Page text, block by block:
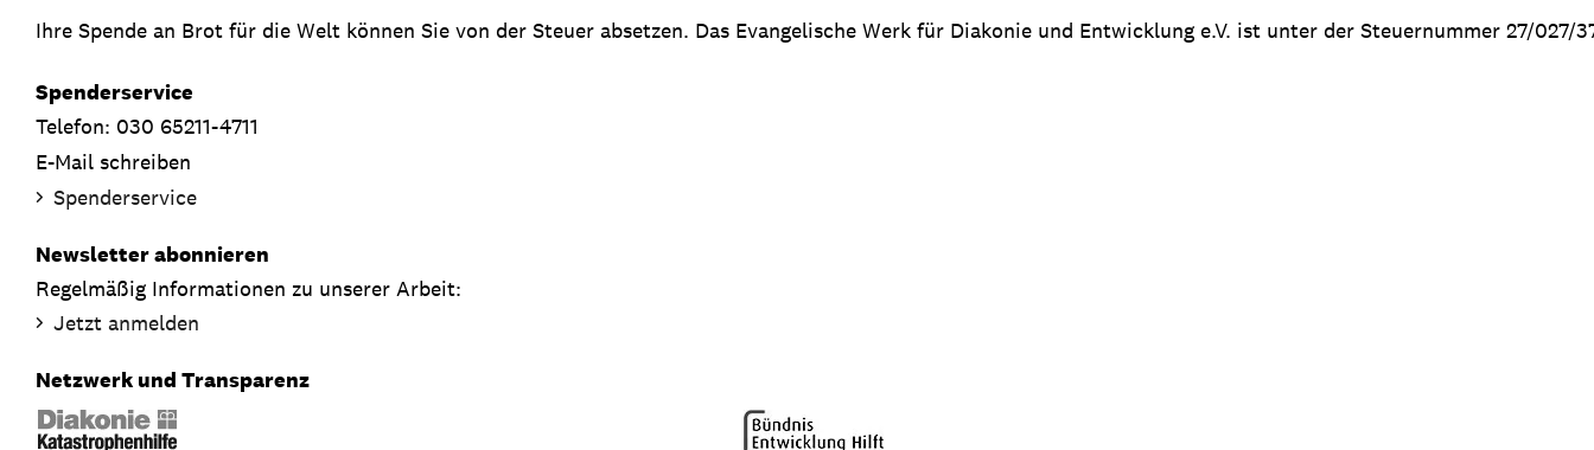
Ihre Spende an Brot für die Welt können Sie von der Steuer absetzen. Das Evangelische Werk für Diakonie und Entwicklung e.V. ist unter der Steuernummer 27/
Spenderservice
Telefon: 030 65211-4711
E-Mail schreiben
Spenderservice
Newsletter abonnieren
Regelmäßig Informationen zu unserer Arbeit:
Jetzt anmelden
Netzwerk und Transparenz